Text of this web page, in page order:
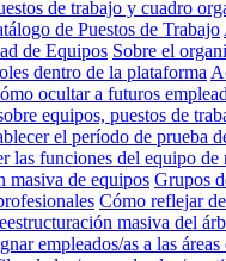
de trabajo y cuadro
de Puestos de Trabajo
de Equipos Sobre el
dentro de la plataforma
ocultar a futuros
equipos, puestos de
el período de prueba
las funciones del equipo de
masiva de equipos Grupos
Cómo reflejar
masiva del
empleados/as a las